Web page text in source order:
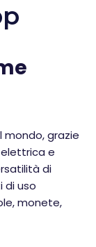
mondo, grazie
e
di
di uso
monete,